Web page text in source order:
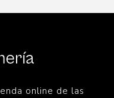
online de las